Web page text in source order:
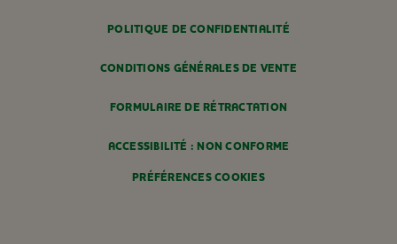
POLITIQUE DE CONFIDENTIALITÉ
CONDITIONS GÉNÉRALES DE VENTE
FORMULAIRE DE RÉTRACTATION
ACCESSIBILITÉ : NON CONFORME
PRÉFÉRENCES COOKIES